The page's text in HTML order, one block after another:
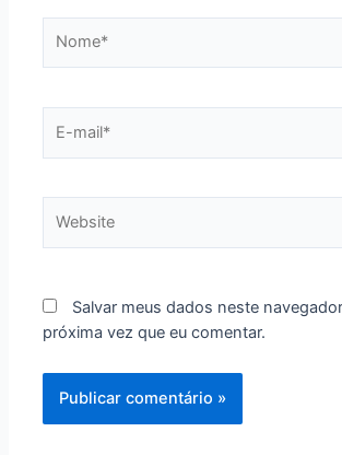
mail*
Salvar meus dados neste
próxima vez que eu comentar.